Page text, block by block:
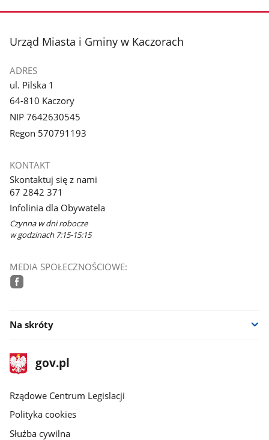
galerii.
galerii.
stopka
Urząd Miasta i Gminy w Kaczorach
ADRES
ul. Pilska 1
64-810 Kaczory
NIP 7642630545
Regon 570791193
KONTAKT
Skontaktuj się z nami
67 2842 371
Infolinia dla Obywatela
Czynna w dni robocze
w godzinach 7:15-15:15
MEDIA SPOŁECZNOŚCIOWE:
Na skróty
stopka
gov.plStrona
gov.pl
Rządowe Centrum Legislacji
Polityka cookies
Służba cywilna